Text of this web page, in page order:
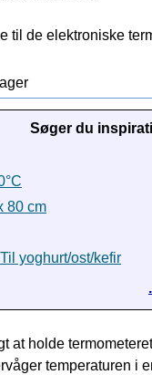
til de elektroniske
Søger du
80 cm
yoghurt/ost/kefir
at holde
temperaturen i